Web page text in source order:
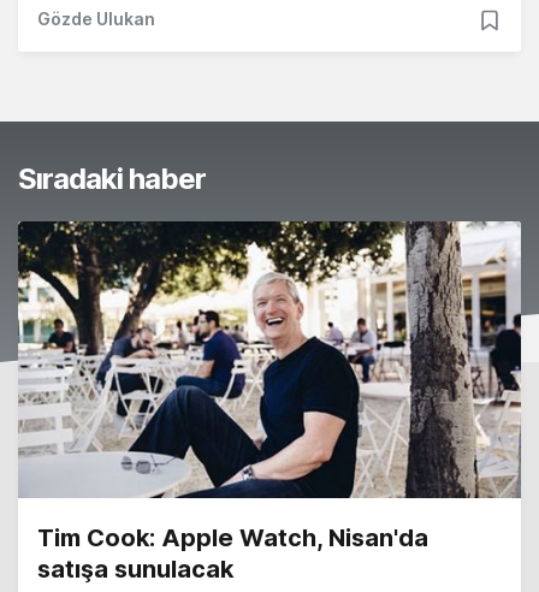
Gözde Ulukan
Sıradaki haber
Tim Cook: Apple Watch, Nisan'da
satışa sunulacak